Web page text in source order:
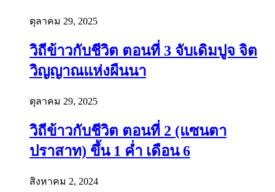
ตุลาคม 29, 2025
วิถีข้าวกับชีวิต ตอนที่ 3 จับเดิมปูจ จิต
วิญญาณแห่งผืนนา
ตุลาคม 29, 2025
วิถีข้าวกับชีวิต ตอนที่ 2 (แซนตา
ปราสาท) ขึ้น 1 ค่ำ เดือน 6
สิงหาคม 2, 2024